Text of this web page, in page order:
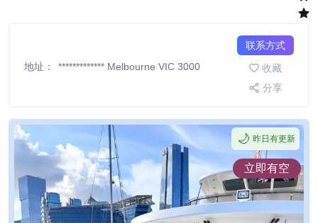
地址 ： ************* Melbourne VIC 3000
联系方式
收藏
分享
🌙 昨日有更新
立即有空